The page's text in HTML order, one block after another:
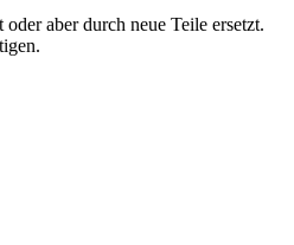
aber durch neue Teile ersetzt.